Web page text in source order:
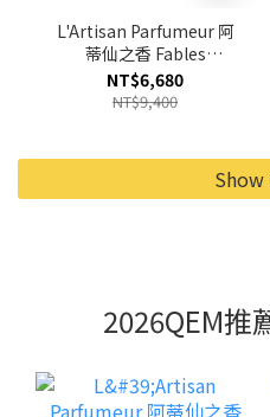
L'Artisan Parfumeur 阿
蒂仙之香 Fables
d'Orient 東方寓言淡香
精 EDP 100ml 新包裝
NT$6,680
NT$9,400
2026QEM推